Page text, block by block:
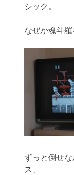
シック。
なぜか魂斗
ずっと倒せ
ス、